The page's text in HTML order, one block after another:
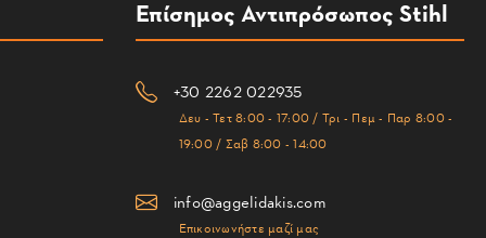
Επίσημος Αντιπρόσωπος Stihl
+30 2262 022935
Δευ - Τετ 8:00 - 17:00 / Τρι - Πεμ - Παρ 8:00 -
19:00 / Σαβ 8:00 - 14:00
info@aggelidakis.com
Επικοινωνήστε μαζί μας